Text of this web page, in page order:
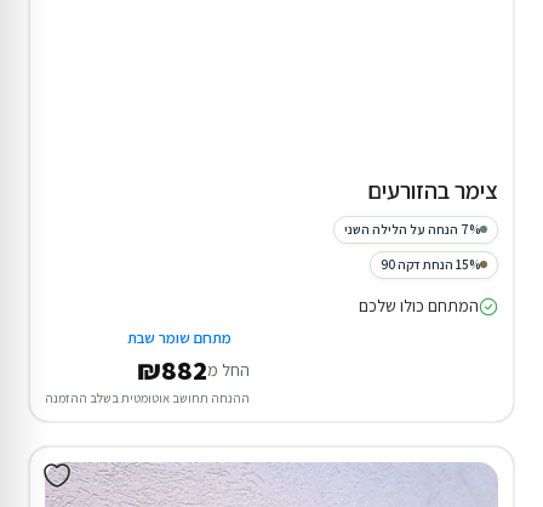
צימר בהזורעים
7% הנחה על הלילה השני
15% הנחת דקה 90
המתחם כולו שלכם
מתחם שומר שבת
החל מ₪882
ההנחה תחושב אוטומטית בשלב ההזמנה